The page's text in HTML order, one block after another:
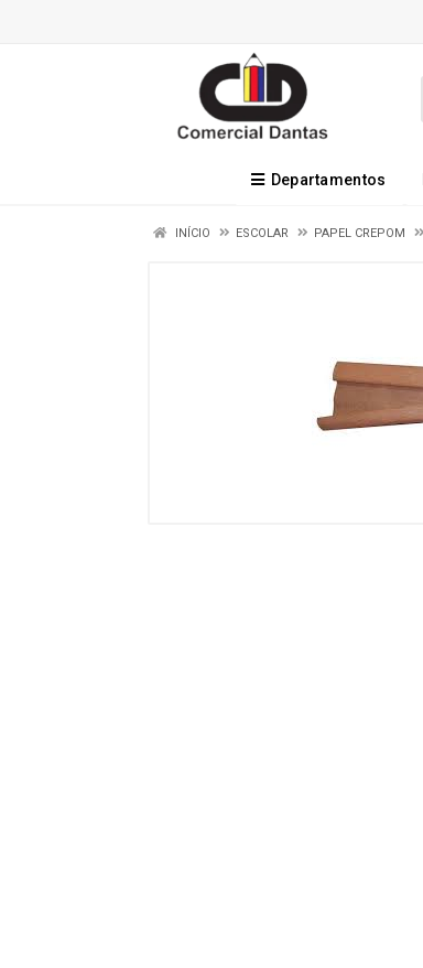
Departamentos
INÍCIO ESCOLAR PAPEL CREPOM